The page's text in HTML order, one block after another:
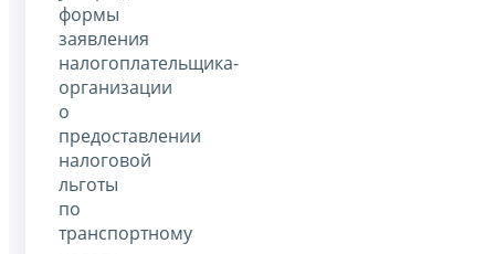
формы
заявления
налогоплательщика-
организации
о
предоставлении
налоговой
льготы
по
транспортному